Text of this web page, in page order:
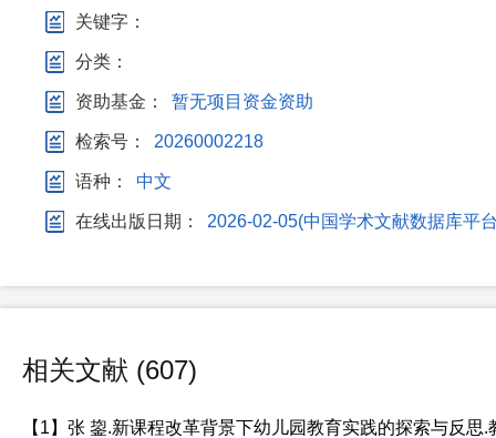
关键字：
分类：
资助基金： 暂无项目资金资助
检索号： 20260002218
语种： 中文
在线出版日期： 2026-02-05(中国学术文献数据库平
相关文献 (607)
【1】张 鋆.新课程改革背景下幼儿园教育实践的探索与反思